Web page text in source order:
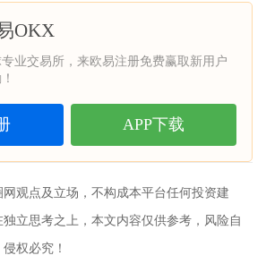
OKX
业交易所，来欧易注册免费赢取新用户
APP下载
观点及立场，不构成本平台任何投资建
立思考之上，本文内容仅供参考，风险自
权必究！